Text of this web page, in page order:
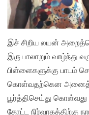
இச் சிறிய லயன்
இரு பாலாறும் வாழ்ந்து
பிள்ளைகளுக்கு பாடம்
கொள்வதற்கென
பூர்த்திசெய்து
தோட்ட நிர்வாகத்திற்கு